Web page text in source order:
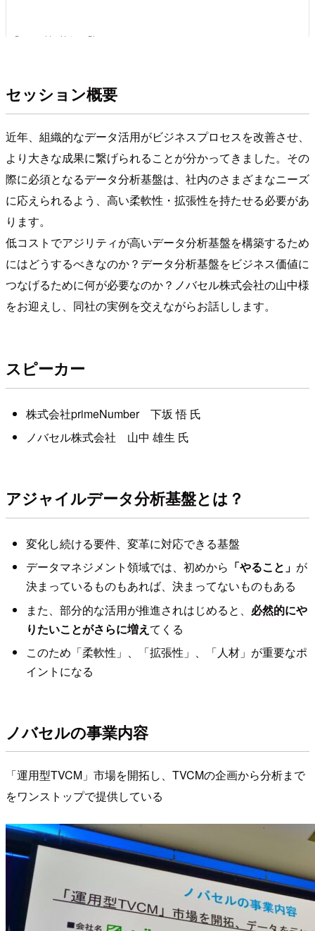
セッション概要
近年、組織的なデータ活用がビジネスプロセスを改善させ、
より大きな成果に繋げられることが分かってきました。その
際に必須となるデータ分析基盤は、社内のさまざまなニーズ
に応えられるよう、高い柔軟性・拡張性を持たせる必要があ
ります。
低コストでアジリティが高いデータ分析基盤を構築するため
にはどうするべきなのか？データ分析基盤をビジネス価値に
つなげるために何が必要なのか？ノバセル株式会社の山中様
をお迎えし、同社の実例を交えながらお話しします。
スピーカー
株式会社primeNumber 下坂 悟 氏
ノバセル株式会社 山中 雄生 氏
アジャイルデータ分析基盤とは？
変化し続ける要件、変革に対応できる基盤
データマネジメント領域では、初めから 「やること」 が
決まっているものもあれば、決まってないものもある
また、部分的な活用が推進されはじめると、 必然的にや
りたいことがさらに増えてくる
このため「柔軟性」、「拡張性」、「人材」が重要なポ
イントになる
ノバセルの事業内容
「運用型TVCM」市場を開拓し、TVCMの企画から分析まで
をワンストップで提供している